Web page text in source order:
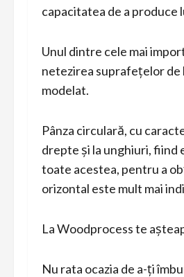
capacitatea de a
Unul dintre cele mai
netezirea suprafețelor de
modelat.
Pânza circulară, cu
drepte și la unghiuri, fiind
toate acestea, pentru a
orizontal este mult mai
La Woodprocess te
Nu rata ocazia de a-ți